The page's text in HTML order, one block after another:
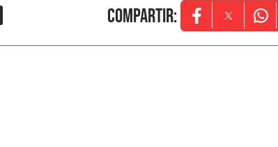
Compartir: Opens in new
Opens in